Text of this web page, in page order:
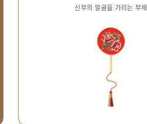
신부의 얼굴을 가리는 부채